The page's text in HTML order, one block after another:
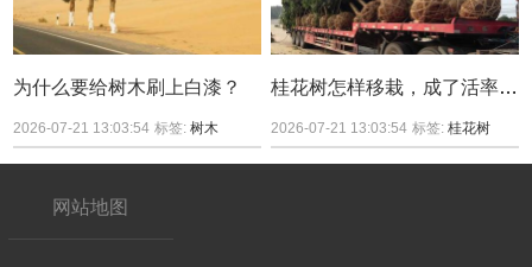
为什么要给树木刷上白漆？
2026-07-21 13:03:54 标签:树木
桂花树怎样移栽，成了活率较高？
2026-07-21 13:03:54 标签:桂花树
网站地图